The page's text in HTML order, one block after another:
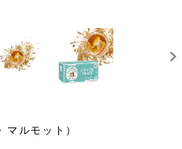
ルモット）